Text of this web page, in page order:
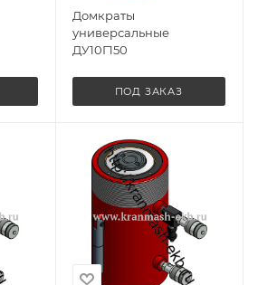
Домкраты
универсальные
ДУ10Г150
ПОД ЗАКАЗ